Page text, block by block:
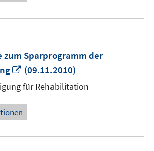
zum Sparprogramm der
In
neuem
Fenster
öffnen
(09.11.2010)
für Rehabilitation